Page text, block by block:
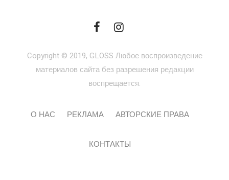
Copyright © 2019, GLOSS Любое воспроизведение
материалов сайта без разрешения редакции
воспрещается.
О НАС РЕКЛАМА АВТОРСКИЕ ПРАВА
КОНТАКТЫ